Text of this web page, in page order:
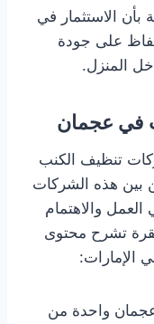
بأن الاستثمار في
على جودة
المنزل.
في عجمان
تنظيف الكنب
بين هذه الشركات
العمل والاهتمام
تشرح محتوى
واحدة من